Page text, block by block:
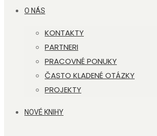
O NÁS
KONTAKTY
PARTNERI
PRACOVNÉ PONUKY
ČASTO KLADENÉ OTÁZKY
PROJEKTY
NOVÉ KNIHY